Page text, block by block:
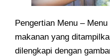
Pengertian Menu –
makanan yang
dilengkapi dengan